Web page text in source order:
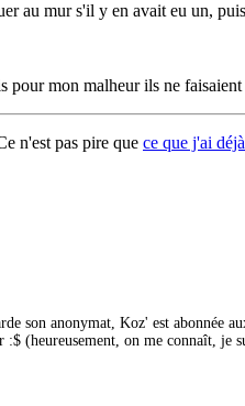
au mur s'il y en avait eu un,
pour mon malheur ils ne
n'est pas pire que ce que j'ai
son anonymat, Koz' est abonnée
(heureusement, on me connaît,